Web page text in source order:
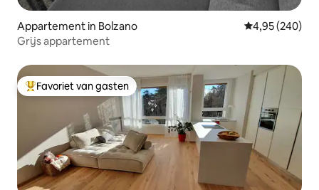
Appartement in Bolzano Gemiddelde
4,95 (240)
Grijs appartement
Topfavoriet van gasten
Favoriet van gasten